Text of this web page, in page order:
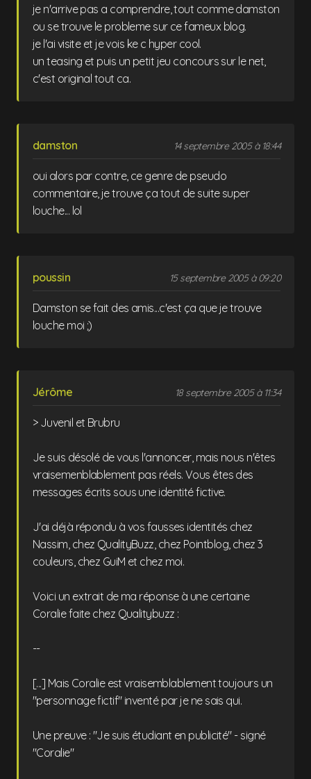
je n'arrive pas a comprendre, tout comme damston
ou se trouve le probleme sur ce fameux blog.
je l'ai visite et je vois ke c hyper cool.
un teasing et puis un petit jeu concours sur le net,
c'est original tout ca.
damston 14 septembre 2005 à 18:44
oui alors par contre, ce genre de pseudo
commentaire, je trouve ça tout de suite super
louche... lol
poussin 15 septembre 2005 à 09:20
Damston se fait des amis...c'est ça que je trouve
louche moi ;)
Jérôme 18 septembre 2005 à 11:34
> Juvenil et Brubru
Je suis désolé de vous l'annoncer, mais nous n'êtes
vraisemenblablement pas réels. Vous êtes des
messages écrits sous une identité fictive.
J'ai déjà répondu à vos fausses identités chez
Nassim, chez QualityBuzz, chez Pointblog, chez 3
couleurs, chez GuiM et chez moi.
Voici un extrait de ma réponse à une certaine
Coralie faite chez Qualitybuzz :
--
[...] Mais Coralie est vraisemblablement toujours un
"personnage fictif" inventé par je ne sais qui.
Une preuve : "Je suis étudiant en publicité" - signé
"Coralie"